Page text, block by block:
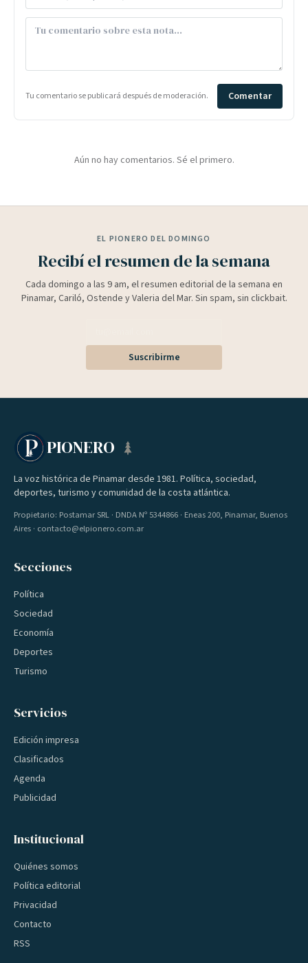
Tu comentario se publicará después de moderación. Comentar
Aún no hay comentarios. Sé el primero.
EL PIONERO DEL DOMINGO
Recibí el resumen de la semana
Cada domingo a las 9 am, el resumen editorial de la semana en
Pinamar, Cariló, Ostende y Valeria del Mar. Sin spam, sin clickbait.
Suscribirme
PIONERO
La voz histórica de Pinamar desde 1981. Política, sociedad,
deportes, turismo y comunidad de la costa atlántica.
Propietario: Postamar SRL · DNDA Nº 5344866 · Eneas 200, Pinamar, Buenos
Aires · contacto@elpionero.com.ar
Secciones
Política
Sociedad
Economía
Deportes
Turismo
Servicios
Edición impresa
Clasificados
Agenda
Publicidad
Institucional
Quiénes somos
Política editorial
Privacidad
Contacto
RSS